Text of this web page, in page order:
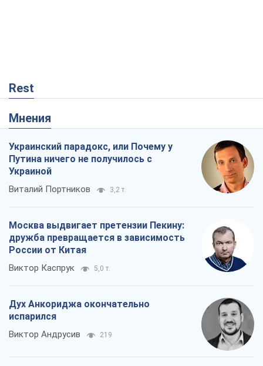
Rest
Мнения
Украинский парадокс, или Почему у
Путина ничего не получилось с
Украиной
Виталий Портников 3,2 т.
Москва выдвигает претензии Пекину:
дружба превращается в зависимость
России от Китая
Виктор Каспрук 5,0 т.
Дух Анкориджа окончательно
испарился
Виктор Андрусив 219